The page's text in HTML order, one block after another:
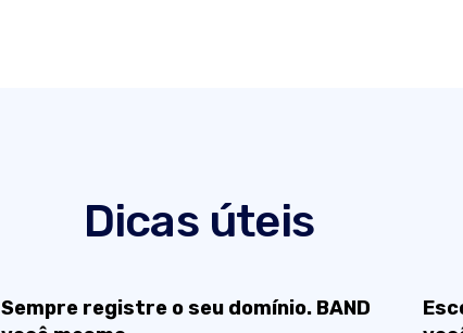
Dicas úteis
Sempre registre o seu domínio. BAND